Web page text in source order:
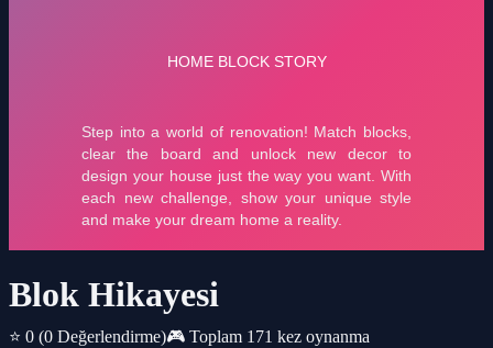
Blok Hikayesi
⭐ 0 (0 Değerlendirme)🎮 Toplam 171 kez oynanma